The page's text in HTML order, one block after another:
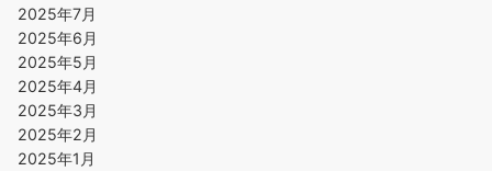
2025年7月
2025年6月
2025年5月
2025年4月
2025年3月
2025年2月
2025年1月